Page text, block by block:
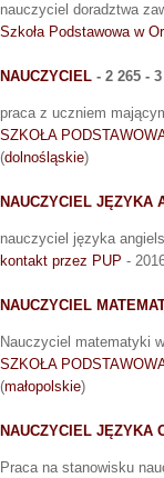
nauczyciel doradztwa
Szkoła Podstawowa w
NAUCZYCIEL - 2 265 -
praca z uczniem
SZKOŁA
(dolnośląskie)
NAUCZYCIEL JĘZYKA
nauczyciel języka
kontakt przez PUP -
NAUCZYCIEL
Nauczyciel matematyki
SZKOŁA
(małopolskie)
NAUCZYCIEL JĘZYKA
Praca na stanowisku